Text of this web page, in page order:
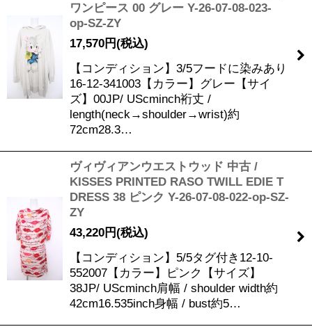
ワンピース 00 グレー Y-26-07-08-023-
op-SZ-ZY
17,570円(税込)
【コンディション】3/5フードに染みあり
16-12-341003【カラー】グレー【サイ
ズ】00JP/ UScminch裄丈 /
length(neck→shoulder→wrist)約
72cm28.3…
ヴィヴィアンウエストウッド 中古 /
KISSES PRINTED RASO TWILL EDIE T
DRESS 38 ピンク Y-26-07-08-022-op-SZ-
ZY
43,220円(税込)
【コンディション】5/5タグ付き12-10-
552007【カラー】ピンク【サイズ】
38JP/ UScminch肩幅 / shoulder width約
42cm16.535inch身幅 / bust約5…